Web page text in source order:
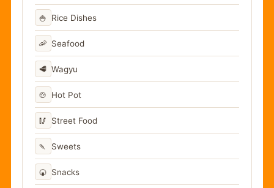
🍚 Rice Dishes
🦐 Seafood
🥩 Wagyu
🍲 Hot Pot
🥢 Street Food
🍡 Sweets
🍘 Snacks